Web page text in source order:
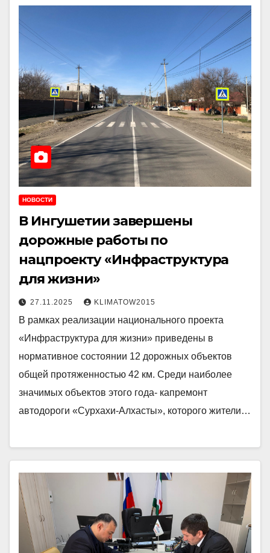
НОВОСТИ
В Ингушетии завершены
дорожные работы по
нацпроекту «Инфраструктура
для жизни»
27.11.2025 KLIMATOW2015
В рамках реализации национального проекта
«Инфраструктура для жизни» приведены в
нормативное состоянии 12 дорожных объектов
общей протяженностью 42 км. Среди наиболее
значимых объектов этого года- капремонт
автодороги «Сурхахи-Алхасты», которого жители…